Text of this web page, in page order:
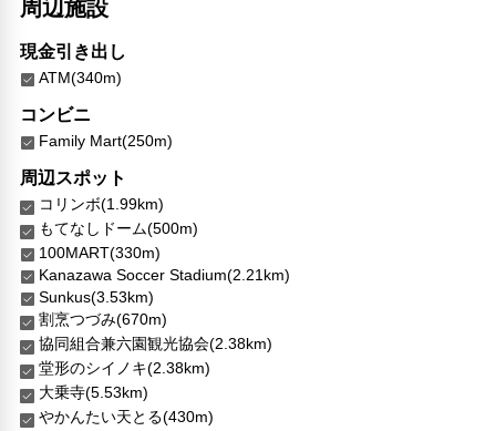
周辺施設
現金引き出し
ATM(340m)
コンビニ
Family Mart(250m)
周辺スポット
コリンボ(1.99km)
もてなしドーム(500m)
100MART(330m)
Kanazawa Soccer Stadium(2.21km)
Sunkus(3.53km)
割烹つづみ(670m)
協同組合兼六園観光協会(2.38km)
堂形のシイノキ(2.38km)
大乗寺(5.53km)
やかんたい天とる(430m)